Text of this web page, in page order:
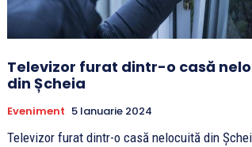
Televizor furat dintr-o casă
din Șcheia
Eveniment 5 Ianuarie 2024
Televizor furat dintr-o casă nelocuită din Șcheia La